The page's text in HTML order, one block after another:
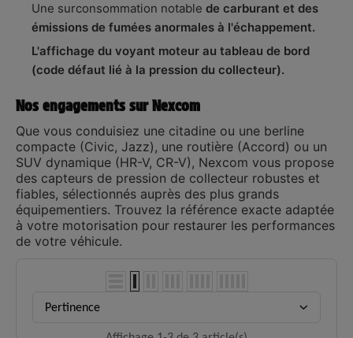
Une surconsommation notable de carburant et des
émissions de fumées anormales à l'échappement.
L'affichage du voyant moteur au tableau de bord
(code défaut lié à la pression du collecteur).
Nos engagements sur Nexcom
Que vous conduisiez une citadine ou une berline
compacte (Civic, Jazz), une routière (Accord) ou un
SUV dynamique (HR-V, CR-V), Nexcom vous propose
des capteurs de pression de collecteur robustes et
fiables, sélectionnés auprès des plus grands
équipementiers. Trouvez la référence exacte adaptée
à votre motorisation pour restaurer les performances
de votre véhicule.
Pertinence